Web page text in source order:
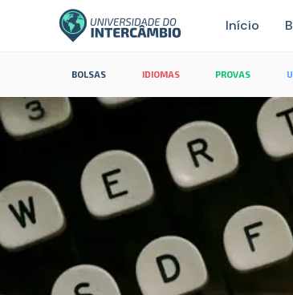
Início
BOLSAS IDIOMAS PROVAS